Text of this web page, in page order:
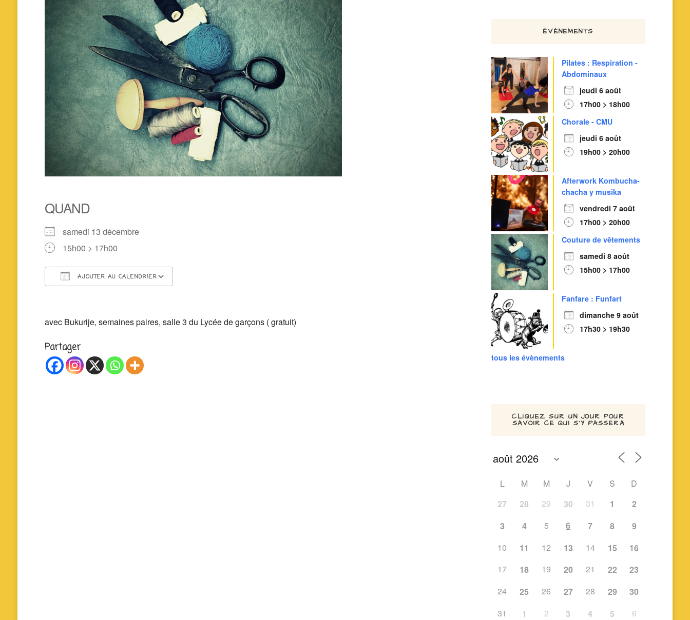
QUAND
samedi 13 décembre
15h00 > 17h00
AJOUTER AU CALENDRIER
Outlook Live
avec Bukurije, semaines paires, salle 3 du Lycée de garçons ( gratuit)
Partager
ÉVÈNEMENTS
Pilates : Respiration -
Abdominaux
jeudi 6 août
17h00 > 18h00
Chorale - CMU
jeudi 6 août
19h00 > 20h00
Afterwork Kombucha-
chacha y musika
vendredi 7 août
17h00 > 20h00
Couture de vêtements
samedi 8 août
15h00 > 17h00
Fanfare : Funfart
dimanche 9 août
17h30 > 19h30
tous les évènements
CLIQUEZ SUR UN JOUR POUR
SAVOIR CE QUI S’Y PASSERA
L M M J V S
D
27
28 29 30 31 1
2
3
4 5 6 7 8
9
10
11 12 13 14 15
16
17
18 19 20 21 22
23
24
25 26 27 28 29
30
31
1 2 3 4 5 6